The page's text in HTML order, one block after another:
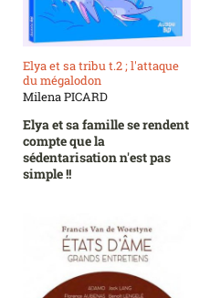
Elya et sa tribu t.2 ; l'attaque
du mégalodon
Milena PICARD
Elya et sa famille se rendent
compte que la
sédentarisation n'est pas
simple !!